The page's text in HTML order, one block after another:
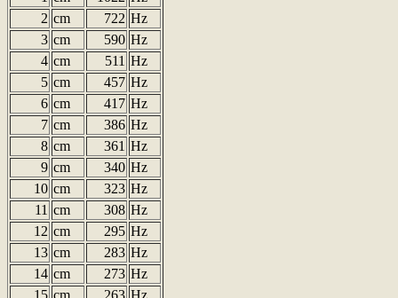
2 cm 722 Hz
3 cm 590 Hz
4 cm 511 Hz
5 cm 457 Hz
6 cm 417 Hz
7 cm 386 Hz
8 cm 361 Hz
9 cm 340 Hz
10 cm 323 Hz
11 cm 308 Hz
12 cm 295 Hz
13 cm 283 Hz
14 cm 273 Hz
15 cm 263 Hz